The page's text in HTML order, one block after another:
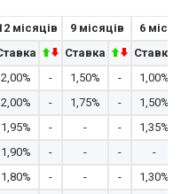
місяців 9 місяців
6
Ставка
Ставка
2,00% - 1,50% -
1,00%
2,00% - 1,75% -
1,50%
1,95% - - -
1,35%
1,90% - - -
-
1,80% - - -
1,30%